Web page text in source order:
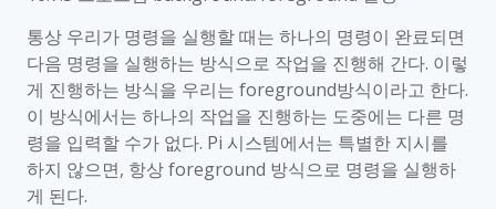
g
s
”
명
령
r
r
y
P
i
_
통상 우리가 명령을 실행할 때는 하나의 명령이 완료되면
다음 명령을 실행하는 방식으로 작업을 진행해 간다. 이렇
게 진행하는 방식을 우리는 foreground방식이라고 한다.
이 방식에서는 하나의 작업을 진행하는 도중에는 다른 명
령을 입력할 수가 없다. Pi 시스템에서는 특별한 지시를
하지 않으면, 항상 foreground 방식으로 명령을 실행하
게 된다.